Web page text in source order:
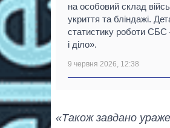
на особовий склад
укриття та бліндажі.
статистику роботи СБС
і діло».
9 червня 2026, 12:38
«Також завдано